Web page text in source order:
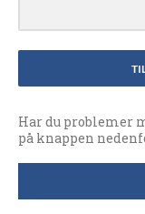
Har du problemer
på knappen